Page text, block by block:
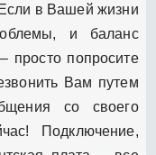
в Вашей жизни
и баланс
просто попросите
Вам путем
со своего
Подключение,